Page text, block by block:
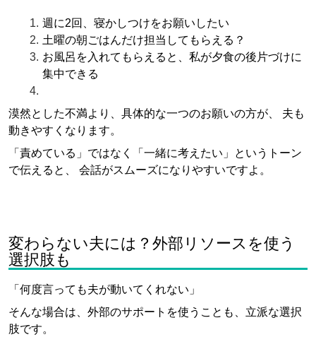
週に2回、寝かしつけをお願いしたい
土曜の朝ごはんだけ担当してもらえる？
お風呂を入れてもらえると、私が夕食の後片づけに
集中できる
漠然とした不満より、具体的な一つのお願いの方が、 夫も
動きやすくなります。
「責めている」ではなく「一緒に考えたい」というトーン
で伝えると、 会話がスムーズになりやすいですよ。
変わらない夫には？外部リソースを使う
選択肢も
「何度言っても夫が動いてくれない」
そんな場合は、外部のサポートを使うことも、立派な選択
肢です。